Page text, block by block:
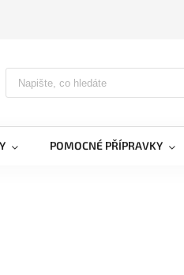
POMOCNÉ PŘÍPRAVKY